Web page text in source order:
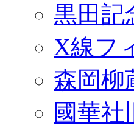
黒田記
X線フ
森岡柳
國華